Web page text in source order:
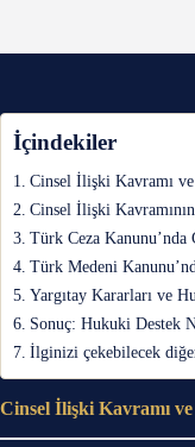
İçindekiler
Cinsel İlişki Kavramı
Cinsel İlişki
Türk Ceza
Türk Medeni
Yargıtay Kararları ve
Sonuç: Hukuki Destek
İlginizi çekebilecek
Cinsel İlişki Kavramı